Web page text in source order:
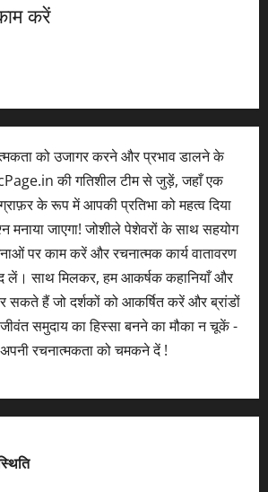
करें
को उजागर करने और प्रभाव डालने के
की गतिशील टीम से जुड़ें, जहाँ एक
के रूप में आपकी प्रतिभा को महत्व दिया
मनाया जाएगा! जोशीले पेशेवरों के साथ सहयोग
पर काम करें और रचनात्मक कार्य वातावरण
साथ मिलकर, हम आकर्षक कहानियाँ और
सकते हैं जो दर्शकों को आकर्षित करें और ब्रांडों
समुदाय का हिस्सा बनने का मौका न चूकें -
रचनात्मकता को चमकने दें !